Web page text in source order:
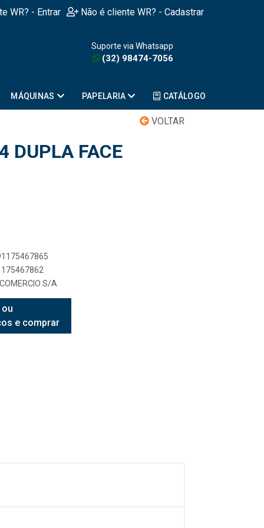
WR? - Entrar Não é cliente WR? - Cadastrar
Suporte via Whatsapp
(32) 98474-7056
MÁQUINAS PAPELARIA CATÁLOGO
VOLTAR
DUPLA FACE
S/A
e comprar